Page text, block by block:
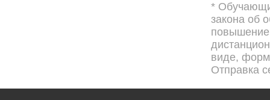
*
закона об
виде,
Отправка